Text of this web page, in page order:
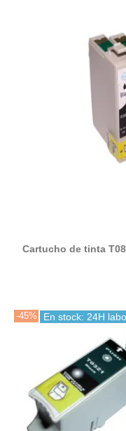
Cartucho de tinta
T0806
-45% En stock: 24H